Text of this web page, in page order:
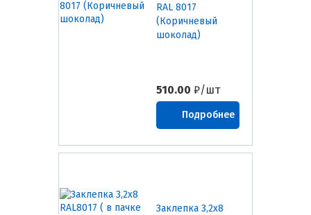
RAL 8017
(Коричневый
шоколад)
510.00 ₽/шт
Подробнее
Заклепка 3,2х8